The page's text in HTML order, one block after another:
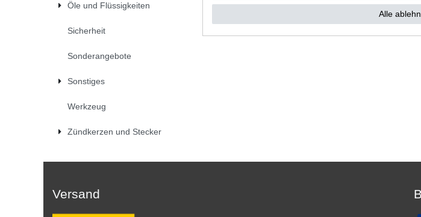
Öle und Flüssigkeiten
Sicherheit
Sonderangebote
Sonstiges
Werkzeug
Zündkerzen und Stecker
Versand
Alle